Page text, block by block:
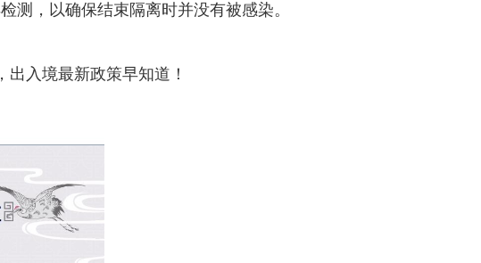
测，以确保结束隔离时并没有被感染。
入境最新政策早知道！